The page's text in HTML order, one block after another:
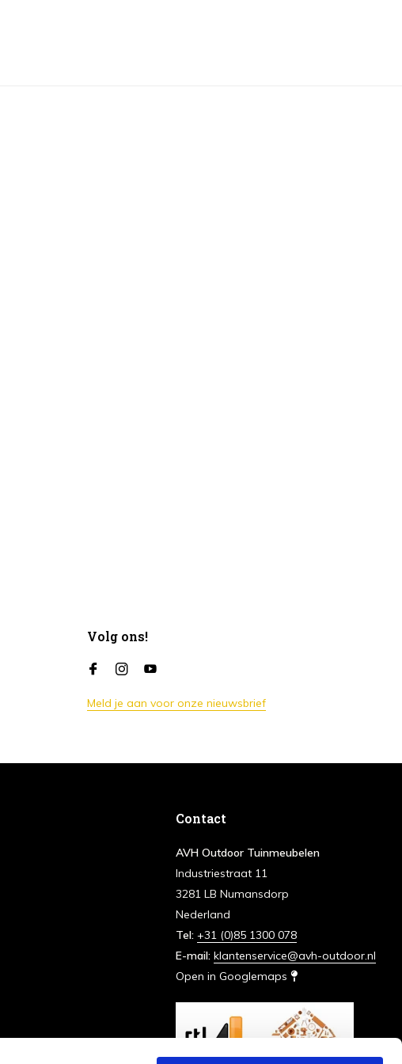
Volg ons!
Meld je aan voor onze nieuwsbrief
Contact
AVH Outdoor Tuinmeubelen
Industriestraat 11
3281 LB Numansdorp
Nederland
Tel: +31 (0)85 1300 078
E-mail: klantenservice@avh-outdoor.nl
Open in Googlemaps